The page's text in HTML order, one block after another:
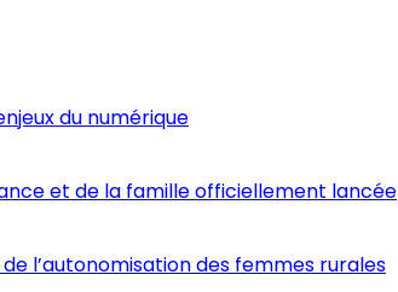
du numérique
et de la famille officiellement lancée
l’autonomisation des femmes rurales